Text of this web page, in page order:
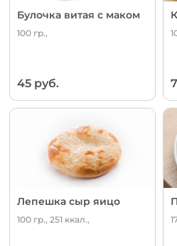
Булочка витая с маком
100 гр.,
45 руб.
Лепешка сыр яицо
100 гр., 251 ккал.,